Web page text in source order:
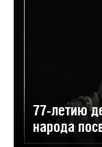
77-летию
народа